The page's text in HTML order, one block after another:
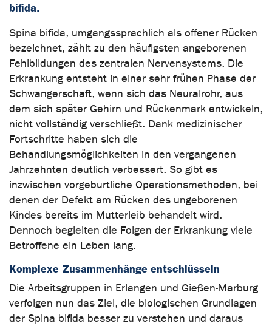
bifida.
Spina bifida, umgangssprachlich als offener Rücken
bezeichnet, zählt zu den häufigsten angeborenen
Fehlbildungen des zentralen Nervensystems. Die
Erkrankung entsteht in einer sehr frühen Phase der
Schwangerschaft, wenn sich das Neuralrohr, aus
dem sich später Gehirn und Rückenmark entwickeln,
nicht vollständig verschließt. Dank medizinischer
Fortschritte haben sich die
Behandlungsmöglichkeiten in den vergangenen
Jahrzehnten deutlich verbessert. So gibt es
inzwischen vorgeburtliche Operationsmethoden, bei
denen der Defekt am Rücken des ungeborenen
Kindes bereits im Mutterleib behandelt wird.
Dennoch begleiten die Folgen der Erkrankung viele
Betroffene ein Leben lang.
Komplexe Zusammenhänge entschlüsseln
Die Arbeitsgruppen in Erlangen und Gießen-Marburg
verfolgen nun das Ziel, die biologischen Grundlagen
der Spina bifida besser zu verstehen und daraus